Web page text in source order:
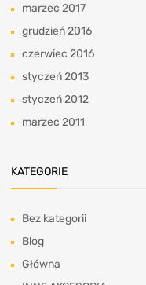
marzec 2017
grudzień 2016
czerwiec 2016
styczeń 2013
styczeń 2012
marzec 2011
KATEGORIE
Bez kategorii
Blog
Główna